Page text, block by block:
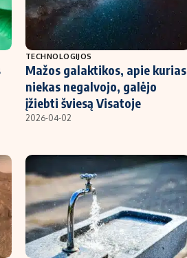
TECHNOLOGIJOS
Mažos galaktikos, apie kurias
niekas negalvojo, galėjo
įžiebti šviesą Visatoje
2026-04-02